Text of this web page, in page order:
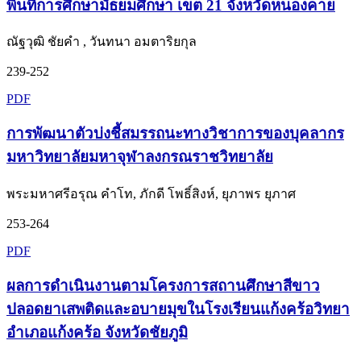
พื้นที่การศึกษามัธยมศึกษา เขต 21 จังหวัดหนองคาย
ณัฐวุฒิ ชัยคำ , วันทนา อมตาริยกุล
239-252
PDF
การพัฒนาตัวบ่งชี้สมรรถนะทางวิชาการของบุคลากร
มหาวิทยาลัยมหาจุฬาลงกรณราชวิทยาลัย
พระมหาศรีอรุณ คำโท, ภักดี โพธิ์สิงห์, ยุภาพร ยุภาศ
253-264
PDF
ผลการดำเนินงานตามโครงการสถานศึกษาสีขาว
ปลอดยาเสพติดและอบายมุขในโรงเรียนแก้งคร้อวิทยา
อำเภอแก้งคร้อ จังหวัดชัยภูมิ